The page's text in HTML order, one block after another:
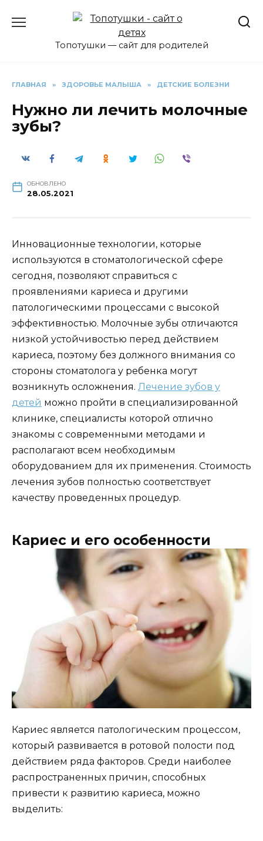
Топотушки — сайт для родителей
ГЛАВНАЯ » ЗДОРОВЬЕ МАЛЫША » ДЕТСКИЕ БОЛЕЗНИ
Нужно ли лечить молочные
зубы?
ОБНОВЛЕНО
28.05.2021
Инновационные технологии, которые
используются в стоматологической сфере
сегодня, позволяют справиться с
проявлениями кариеса и другими
патологическими процессами с высокой
эффективностью. Молочные зубы отличаются
низкой устойчивостью перед действием
кариеса, поэтому без должного внимания со
стороны стоматолога у ребенка могут
возникнуть осложнения. Лечение зубов у
детей можно пройти в специализированной
клинике, специалисты которой отлично
знакомы с современными методами и
располагают всем необходимым
оборудованием для их применения. Стоимость
лечения зубов полностью соответствует
качеству проведенных процедур.
Кариес и его особенности
Кариес является патологическим процессом,
который развивается в ротовой полости под
действием ряда факторов. Среди наиболее
распространенных причин, способных
привести к развитию кариеса, можно
выделить: